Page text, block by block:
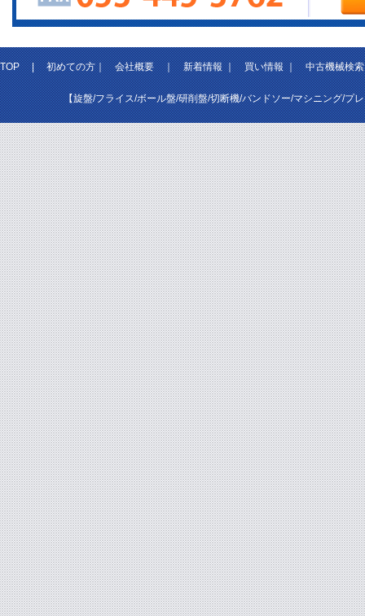
TOP|初めての方｜会社概要｜新着情報｜買い情報｜中古機械検索
【旋盤/フライス/ボール盤/研削盤/切断機/バンドソー/マシニング/プ